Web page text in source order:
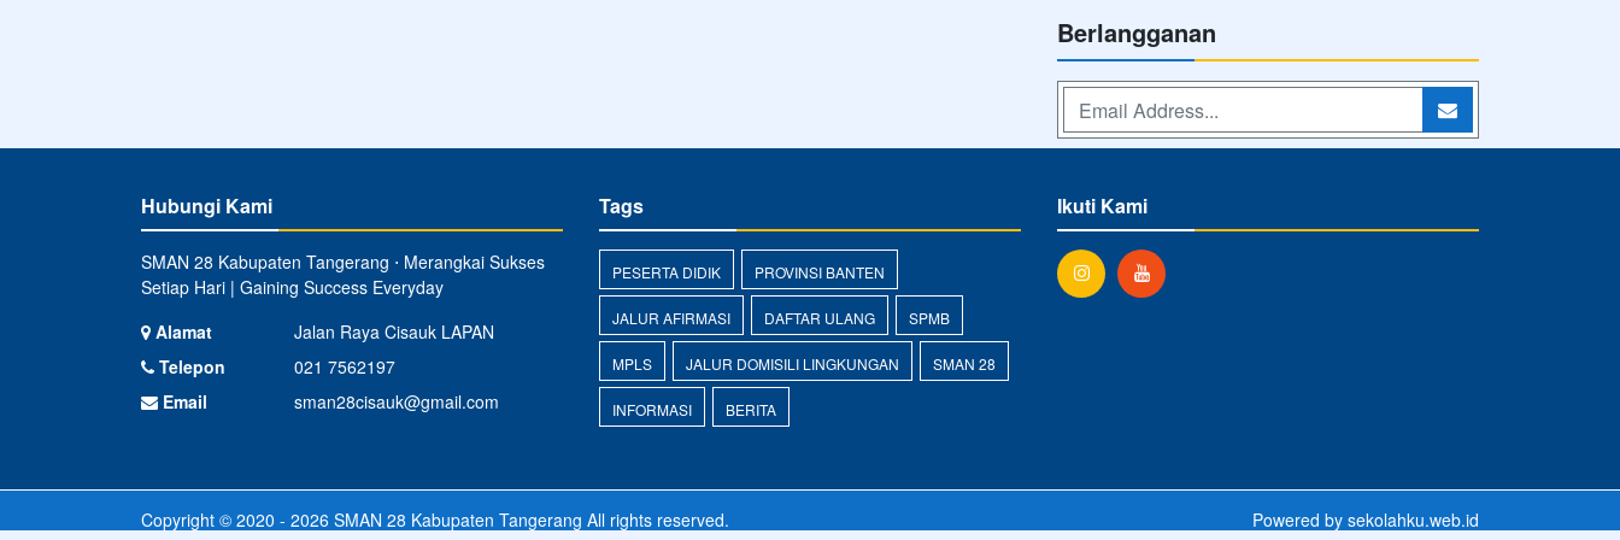
Berlangganan
Hubungi Kami
SMAN 28 Kabupaten Tangerang ⋅ Merangkai Sukses
Setiap Hari | Gaining Success Everyday
Alamat
Jalan Raya Cisauk LAPAN
Telepon
021 7562197
Email
sman28cisauk@gmail.com
Tags
PESERTA DIDIK PROVINSI BANTEN
JALUR AFIRMASI DAFTAR ULANG SPMB
MPLS JALUR DOMISILI LINGKUNGAN SMAN 28
INFORMASI BERITA
Ikuti Kami
Copyright © 2020 - 2026 SMAN 28 Kabupaten Tangerang All rights reserved. Powered by sekolahku.web.id